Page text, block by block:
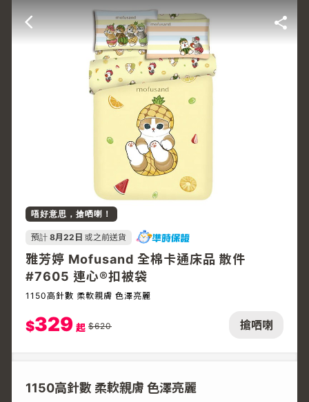
搶哂喇
唔好意思，搶哂喇！
預計 8月22日 或之前送貨
雅芳婷 Mofusand 全棉卡通床品 散件
#7605 連心®扣被袋
1150高針數 柔軟親膚 色澤亮麗
$329 起 $620
1150高針數 柔軟親膚 色澤亮麗